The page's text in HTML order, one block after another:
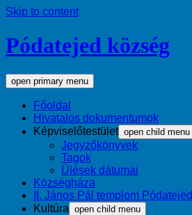
Skip to content
Pódatejed község
open primary menu
Főoldal
Hivatalos dokumentumok
Képviselőtestület open child menu
Jegyzőkönyvek
Tagok
Ülések dátumai
Községháza
II. János Pál templom Pódatejed
Kultúra open child menu